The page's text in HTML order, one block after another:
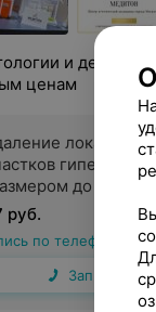
и
ценам
локальных
до 1 см2)
руб.
по телефону
Записаться